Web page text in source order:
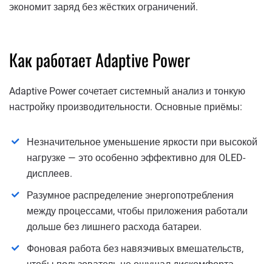
экономит заряд без жёстких ограничений.
Как работает Adaptive Power
Adaptive Power сочетает системный анализ и тонкую
настройку производительности. Основные приёмы:
Незначительное уменьшение яркости при высокой
нагрузке — это особенно эффективно для OLED-
дисплеев.
Разумное распределение энергопотребления
между процессами, чтобы приложения работали
дольше без лишнего расхода батареи.
Фоновая работа без навязчивых вмешательств,